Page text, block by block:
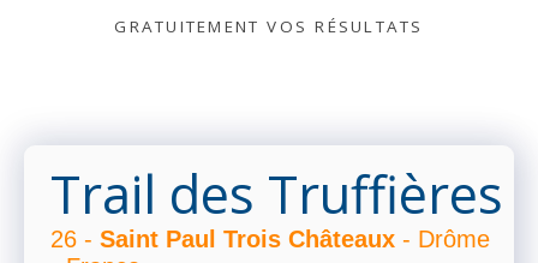
GRATUITEMENT VOS RÉSULTATS
Trail des Truffières
26 - Saint Paul Trois Châteaux - Drôme